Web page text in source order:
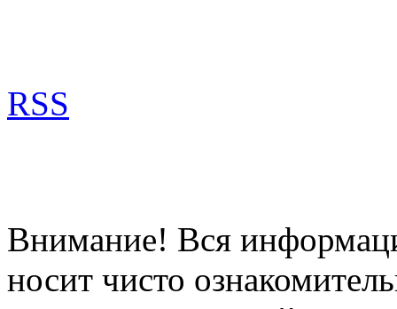
RSS
Внимание! Вся
носит чисто